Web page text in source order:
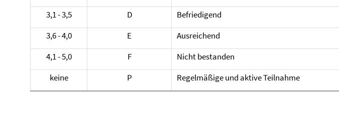
3,1 - 3,5
D
Befriedigend
3,6 - 4,0
E
Ausreichend
4,1 - 5,0
F
Nicht bestanden
keine
P Regelmäßige und aktive Teilnahme